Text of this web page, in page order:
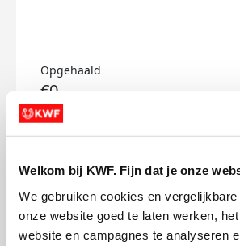
Welkom bij KWF. Fijn dat je onze
We gebruiken cookies en
onze website goed te laten werken,
website en campagnes te analyseren
Opgehaald
€0
Doneer
Maud's